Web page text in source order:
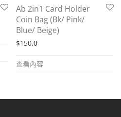
Ab 2in1 Card Holder
Coin Bag (Bk/ Pink/
Blue/ Beige)
$150.0
查看內容